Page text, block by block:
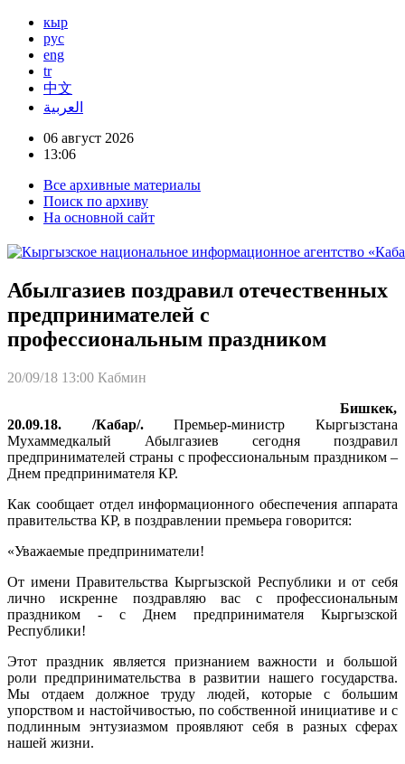
кыр
рус
eng
tr
中文
العربية
06 август 2026
13:06
Все архивные материалы
Поиск по архиву
На основной сайт
Абылгазиев поздравил отечественных
предпринимателей с
профессиональным праздником
20/09/18 13:00 Кабмин
Бишкек,
20.09.18. /Кабар/.Премьер-министр Кыргызстана
Мухаммедкалый Абылгазиев сегодня поздравил
предпринимателей страны с профессиональным праздником –
Днем предпринимателя КР.
Как сообщает отдел информационного обеспечения аппарата
правительства КР, в поздравлении премьера говорится:
«Уважаемые предприниматели!
От имени Правительства Кыргызской Республики и от себя
лично искренне поздравляю вас с профессиональным
праздником - с Днем предпринимателя Кыргызской
Республики!
Этот праздник является признанием важности и большой
роли предпринимательства в развитии нашего государства.
Мы отдаем должное труду людей, которые с большим
упорством и настойчивостью, по собственной инициативе и с
подлинным энтузиазмом проявляют себя в разных сферах
нашей жизни.